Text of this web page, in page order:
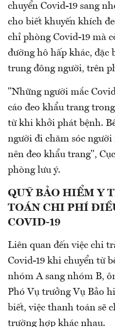
chuyển Covid-19 sang
cho biết khuyến khích
chỉ phòng Covid-19 mà
đường hô hấp khác, đặc
trung đông người, trên
"Những người mắc
cáo đeo khẩu trang
từ khi khởi phát bệnh.
người đi chăm sóc người
nên đeo khẩu trang",
phòng lưu ý.
QUỸ BẢO HIỂM Y
TOÁN CHI PHÍ
COVID-19
Liên quan đến việc chi
Covid-19 khi chuyển từ
nhóm A sang nhóm B,
Phó Vụ trưởng Vụ Bảo
biết, việc thanh toán sẽ
trường hợp khác nhau.